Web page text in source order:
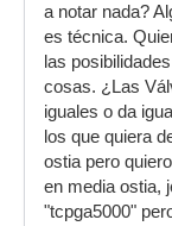
a notar nada?
es técnica.
las
cosas. ¿Las
iguales o da
los que quiera
ostia pero
en media ostia,
"tcpga5000"